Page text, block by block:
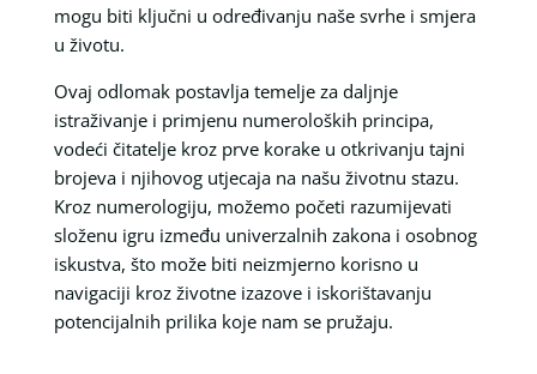
mogu biti ključni u određivanju naše svrhe i smjera
u životu.
Ovaj odlomak postavlja temelje za daljnje
istraživanje i primjenu numeroloških principa,
vodeći čitatelje kroz prve korake u otkrivanju tajni
brojeva i njihovog utjecaja na našu životnu stazu.
Kroz numerologiju, možemo početi razumijevati
složenu igru između univerzalnih zakona i osobnog
iskustva, što može biti neizmjerno korisno u
navigaciji kroz životne izazove i iskorištavanju
potencijalnih prilika koje nam se pružaju.